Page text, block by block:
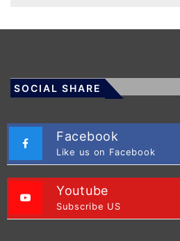
SOCIAL SHARE
Facebook
Like us on Facebook
Youtube
Subscribe US